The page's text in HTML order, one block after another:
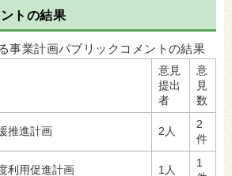
トの結果
事業計画パブリックコメントの結果
意見
提出
者
意
見
数
推進計画 2人
2
件
利用促進計画 1人
1